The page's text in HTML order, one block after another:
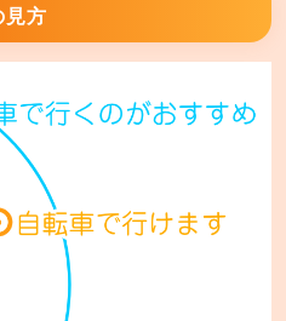
5 キッコーマス5ビル2階
沢店【FC】
5条1-14-10
里店
5-34-3 ムツミビル1F
役所前店
見方